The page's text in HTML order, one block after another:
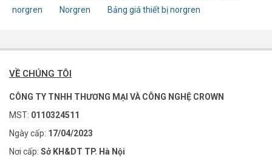
norgren
Norgren Bảng giá thiết bị norgren
VỀ CHÚNG TÔI
CÔNG TY TNHH THƯƠNG MẠI VÀ CÔNG NGHỆ CROWN
MST: 0110324511
Ngày cấp: 17/04/2023
Nơi cấp: Sở KH&DT TP. Hà Nội